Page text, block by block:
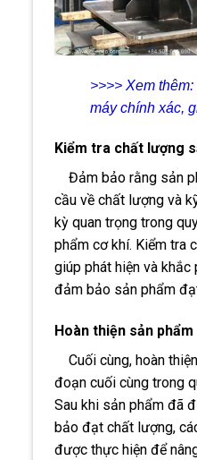
>>>> Xem thêm:
máy chính xác,
Kiểm tra chất lượng
Đảm bảo rằng sản
cầu về chất lượng và
kỳ quan trọng trong
phẩm cơ khí. Kiểm tra
giúp phát hiện và
đảm bảo sản phẩm
Hoàn thiện sản phẩm
Cuối cùng, hoàn
đoạn cuối cùng trong
Sau khi sản phẩm đã
bảo đạt chất lượng,
được thực hiện để